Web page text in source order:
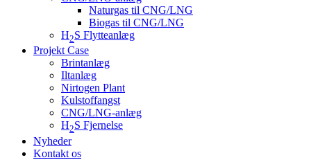
Naturgas til CNG/LNG
Biogas til CNG/LNG
H2S Flytteanlæg
Projekt Case
Brintanlæg
Iltanlæg
Nirtogen Plant
Kulstoffangst
CNG/LNG-anlæg
H2S Fjernelse
Nyheder
Kontakt os